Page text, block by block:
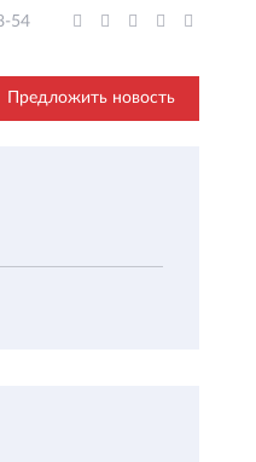
54
Предложить новость